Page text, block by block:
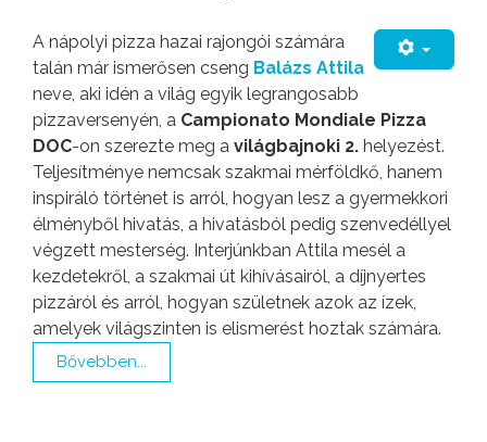
A nápolyi pizza hazai rajongói számára
talán már ismerősen cseng Balázs Attila
neve, aki idén a világ egyik legrangosabb
pizzaversenyén, a Campionato Mondiale Pizza
DOC-on szerezte meg a világbajnoki 2. helyezést.
Teljesítménye nemcsak szakmai mérföldkő, hanem
inspiráló történet is arról, hogyan lesz a gyermekkori
élményből hivatás, a hivatásból pedig szenvedéllyel
végzett mesterség. Interjúnkban Attila mesél a
kezdetekről, a szakmai út kihívásairól, a díjnyertes
pizzáról és arról, hogyan születnek azok az ízek,
amelyek világszinten is elismerést hoztak számára.
Bővebben...